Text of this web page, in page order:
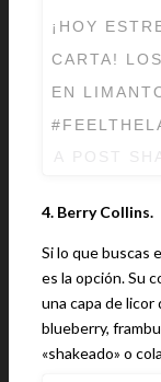
¡HOY
CARTA!
EN
4. Berry Collins.
Si lo que buscas
es la opción. Su
una capa de licor
blueberry,
«shakeado» o